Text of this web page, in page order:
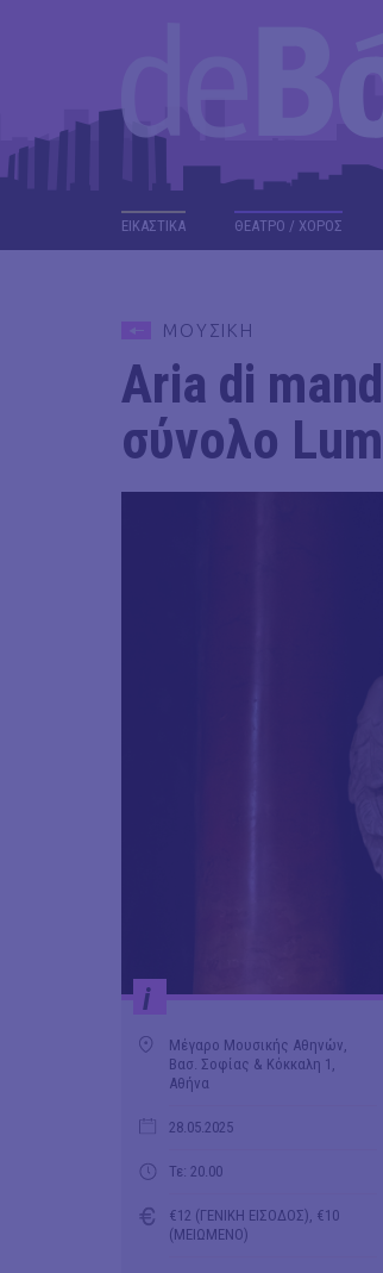
ΕΙΚΑΣΤΙΚΑ ΘΕΑΤΡΟ / ΧΟΡΟΣ
ΜΟΥΣΙΚΗ
Aria di
σύνολο
i
Μέγαρο Μουσικής Αθηνών,
Βασ. Σοφίας & Κόκκαλη 1,
Αθήνα
28.05.2025
Τε: 20.00
€12 (ΓΕΝΙΚΗ ΕΙΣΟΔΟΣ), €10
(ΜΕΙΩΜΕΝΟ)